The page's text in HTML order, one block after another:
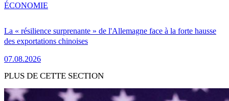
La « résilience surprenante » de l'Allemagne face à la forte hausse
des exportations chinoises
07.08.2026
ÉCONOMIE
PLUS DE CETTE SECTION